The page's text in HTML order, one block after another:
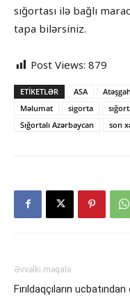
sığortası ilə bağlı
tapa bilərsiniz.
Post Views: 879
ETIKETLƏR ASA
Məlumat
sigorta
Sığortalı Azərbaycan
son
Əvvəlki məqalə
Fırıldaqçıların